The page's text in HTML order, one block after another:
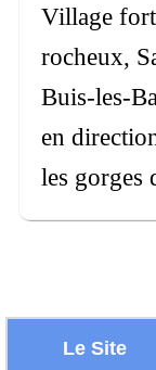
Village
rocheux,
Buis-les-
en
les gorges
Le Site